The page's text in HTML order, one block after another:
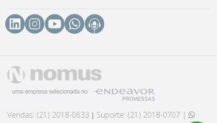
Vendas: (21) 2018-0633 | Suporte: (21) 2018-0707 |